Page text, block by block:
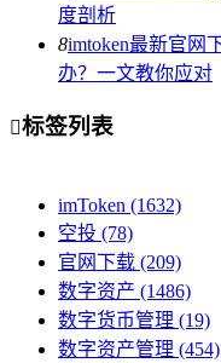
度剖析
8imtoken最新官网
办？一文教你应对
标签列表
imToken (1632)
空投 (78)
官网下载 (209)
数字资产 (1486)
数字货币管理 (19)
数字资产管理 (454)